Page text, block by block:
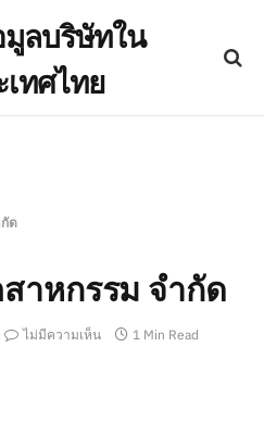
ลบริษัทใน
เทศไทย
ด
าหกรรม จำกัด
ไม่มีความเห็น 1 Min Read